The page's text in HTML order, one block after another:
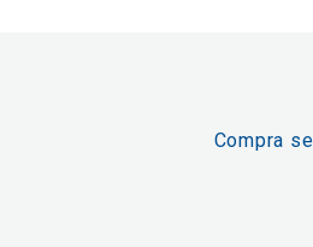
Compra